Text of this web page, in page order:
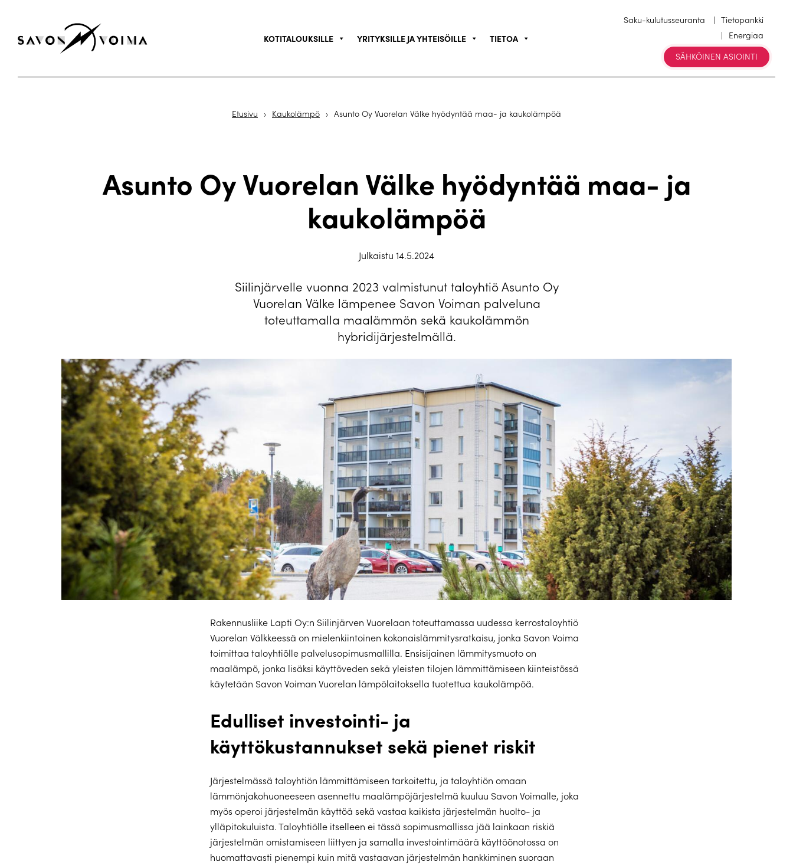
KOTITALOUKSILLE YRITYKSILLE JA YHTEISÖILLE TIETOA
Saku-kulutusseuranta
Tietopankki
Energiaa
SÄHKÖINEN ASIOINTI
Etusivu › Kaukolämpö › Asunto Oy Vuorelan Välke hyödyntää maa- ja kaukolämpöä
Asunto Oy Vuorelan Välke hyödyntää maa- ja
kaukolämpöä
Julkaistu 14.5.2024
Siilinjärvelle vuonna 2023 valmistunut taloyhtiö Asunto Oy
Vuorelan Välke lämpenee Savon Voiman palveluna
toteuttamalla maalämmön sekä kaukolämmön
hybridijärjestelmällä.
Rakennusliike Lapti Oy:n Siilinjärven Vuorelaan toteuttamassa uudessa kerrostaloyhtiö
Vuorelan Välkkeessä on mielenkiintoinen kokonaislämmitysratkaisu, jonka Savon Voima
toimittaa taloyhtiölle palvelusopimusmallilla. Ensisijainen lämmitysmuoto on
maalämpö, jonka lisäksi käyttöveden sekä yleisten tilojen lämmittämiseen kiinteistössä
käytetään Savon Voiman Vuorelan lämpölaitoksella tuotettua kaukolämpöä.
Edulliset investointi- ja
käyttökustannukset sekä pienet riskit
Järjestelmässä taloyhtiön lämmittämiseen tarkoitettu, ja taloyhtiön omaan
lämmönjakohuoneeseen asennettu maalämpöjärjestelmä kuuluu Savon Voimalle, joka
myös operoi järjestelmän käyttöä sekä vastaa kaikista järjestelmän huolto- ja
ylläpitokuluista. Taloyhtiölle itselleen ei tässä sopimusmallissa jää lainkaan riskiä
järjestelmän omistamiseen liittyen ja samalla investointimäärä käyttöönotossa on
huomattavasti pienempi kuin mitä vastaavan järjestelmän hankkiminen suoraan